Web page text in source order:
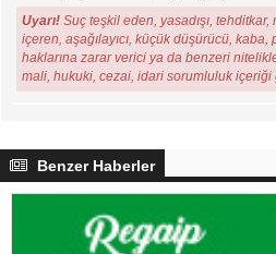
Uyarı! Suç teşkil eden, yasadışı,
içeren, aşağılayıcı, küçük düşürücü,
haklarına zarar verici ya da benzeri
mali, hukuki, cezai, idari sorumluluk içeriği
Benzer Haberler